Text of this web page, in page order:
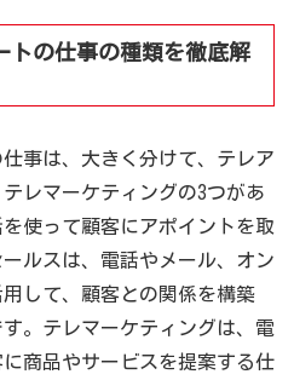
トの仕事の種類を徹底解
事は、大きく分けて、テレア
レマーケティングの3つがあ
使って顧客にアポイントを取
ルスは、電話やメール、オン
して、顧客との関係を構築
。テレマーケティングは、電
商品やサービスを提案する仕